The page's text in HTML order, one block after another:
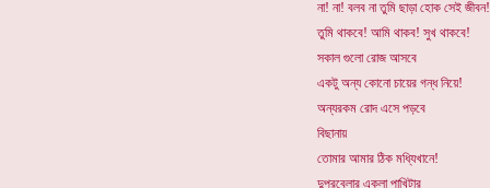
না! না! বলব না তুমি ছাড়া হোক সেই জীবন!
তুমি থাকবে! আমি থাকব! সুখ থাকবে!
সকাল গুলো রোজ আসবে
একটু অন্য কোনো চায়ের গন্ধ নিয়ে!
অন্যরকম রোদ এসে পড়বে
বিছানায়
তোমার আমার ঠিক মধ্যিখানে!
দুপুরবেলার একলা পাখিটার